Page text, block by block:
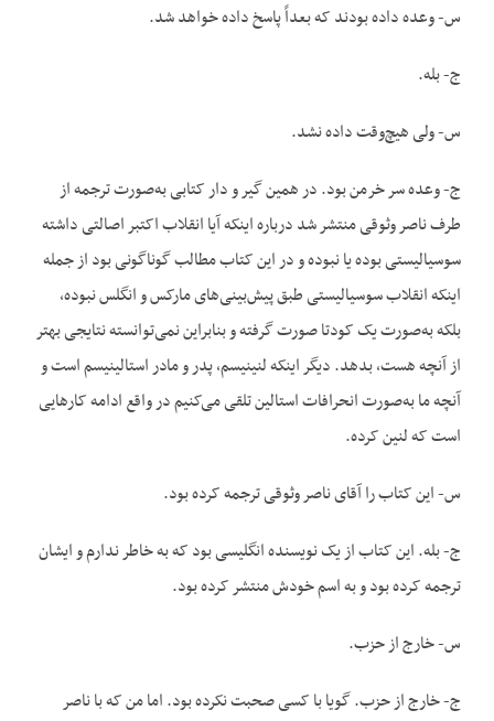
س- وعده داده بودند که بعداً پاسخ داده خواهد شد.
ج- بله.
س- ولی هیچ‌وقت داده نشد.
ج- وعده سر خرمن بود. در همین گیر و دار کتابی به‌صورت ترجمه از
طرف ناصر وثوقی منتشر شد درباره اینکه آیا انقلاب اکتبر اصالتی داشته
سوسیالیستی بوده یا نبوده و در این کتاب مطالب گوناگونی بود از جمله
اینکه انقلاب سوسیالیستی طبق پیش‌بینی‌های مارکس و انگلس نبوده،
بلکه به‌صورت یک کودتا صورت گرفته و بنابراین نمی‌‌توانسته نتایجی بهتر
از آنچه هست، بدهد. دیگر اینکه لنینیسم، پدر و مادر استالینیسم است و
آنچه ما به‌صورت انحرافات استالین تلقی می‌کنیم در واقع ادامه کار‌هایی
است که لنین کرده.
س- این کتاب را آقای ناصر وثوقی ترجمه کرده بود.
ج- بله. این کتاب از یک نویسنده انگلیسی بود که به خاطر ندارم و ایشان
ترجمه کرده بود و به اسم خودش منتشر کرده بود.
س- خارج از حزب.
ج- خارج از حزب. گویا با کسی صحبت نکرده بود. اما من که با ناصر